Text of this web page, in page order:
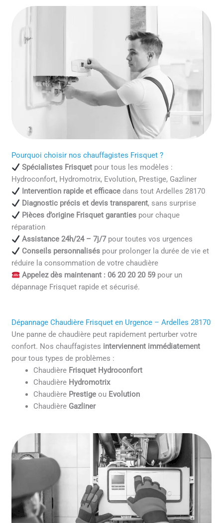
Pourquoi choisir nos chauffagistes Frisquet ?
Spécialistes Frisquetpour tous les modèles :
Hydroconfort, Hydromotrix, Evolution, Prestige, Gazliner
Intervention rapide et efficacedans tout Ardelles 28170
Diagnostic précis et devis transparent, sans surprise
Pièces d’origine Frisquet garantiespour chaque
réparation
Assistance 24h/24 – 7j/7pour toutes vos urgences
Conseils personnaliséspour prolonger la durée de vie et
réduire la consommation de votre chaudière
Appelez dès maintenant : 06 20 20 20 59pour un
dépannage Frisquet rapide et sécurisé.
Dépannage Chaudière Frisquet en Urgence – Ardelles 28170
Une panne de chaudière peut rapidement perturber votre
confort. Nos chauffagistes interviennent immédiatement
pour tous types de problèmes :
Chaudière Frisquet Hydroconfort
Chaudière Hydromotrix
Chaudière Prestige ou Evolution
Chaudière Gazliner